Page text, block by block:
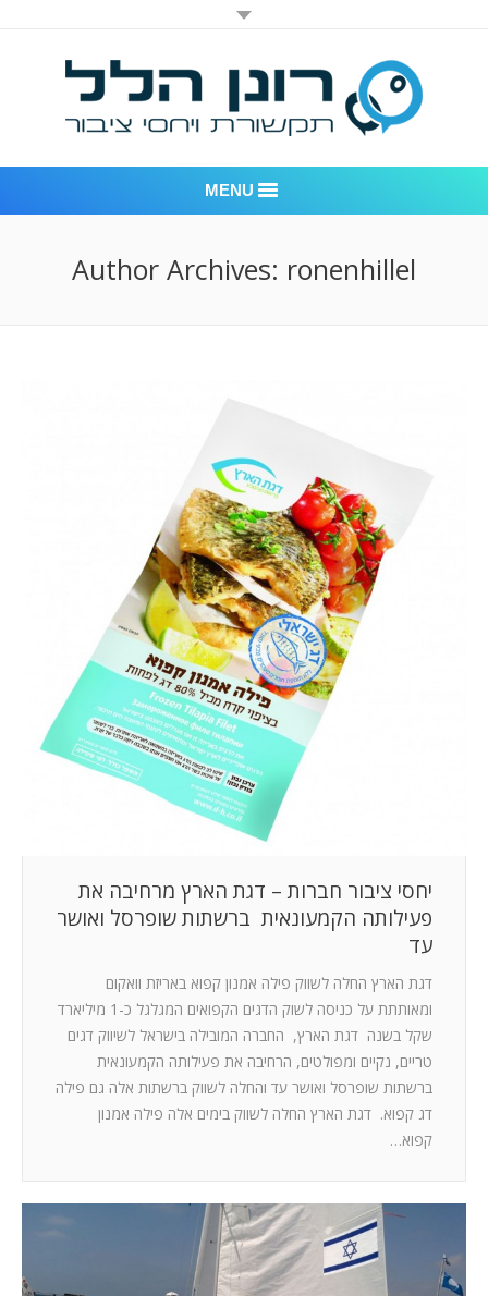
MENU
המלצות
ניהול מוניטין
צור קשר
Author Archives: ronenhillel
יחסי ציבור חברות – דגת הארץ מרחיבה את
פעילותה הקמעונאית ברשתות שופרסל ואושר
עד
דגת הארץ החלה לשווק פילה אמנון קפוא באריזת וואקום
ומאותתת על כניסה לשוק הדגים הקפואים המגלגל כ-1 מיליארד
שקל בשנה דגת הארץ, החברה המובילה בישראל לשיווק דגים
טריים, נקיים ומפולטים, הרחיבה את פעילותה הקמעונאית
ברשתות שופרסל ואושר עד והחלה לשווק ברשתות אלה גם פילה
דג קפוא. דגת הארץ החלה לשווק בימים אלה פילה אמנון
קפוא…